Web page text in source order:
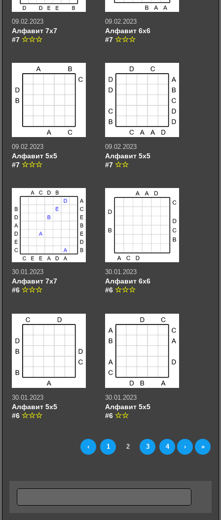
09.02.2023
Алфавит 7х7
#7
09.02.2023
Алфавит 6х6
#7
09.02.2023
Алфавит 5х5
#7
09.02.2023
Алфавит 5х5
#7
30.01.2023
Алфавит 7х7
#6
30.01.2023
Алфавит 6х6
#6
30.01.2023
Алфавит 5х5
#6
30.01.2023
Алфавит 5х5
#6
‹ 1 2 3 4 › »